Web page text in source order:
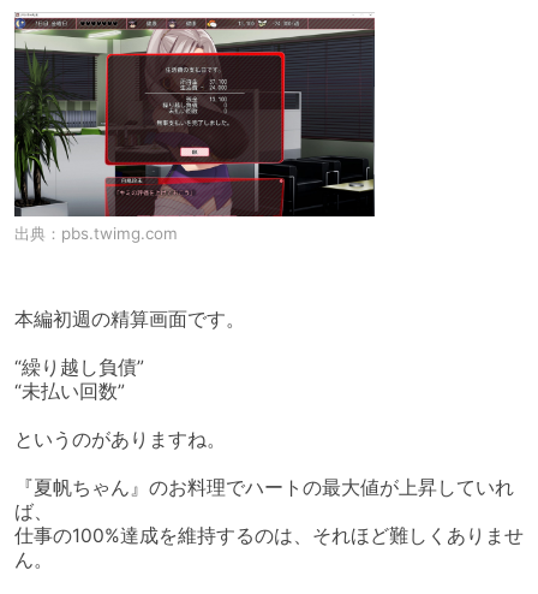
出典： pbs.twimg.com
本編初週の精算画面です。
“繰り越し負債”
“未払い回数”
というのがありますね。
『夏帆ちゃん』のお料理でハートの最大値が上昇していれ
ば、
仕事の100%達成を維持するのは、それほど難しくありませ
ん。